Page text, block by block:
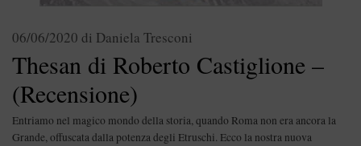
Thesan di Roberto Castiglione –
(Recensione)
06/06/2020 di Daniela Tresconi
Entriamo nel magico mondo della storia, quando Roma non era ancora la
Grande, offuscata dalla potenza degli Etruschi. Ecco la nostra nuova